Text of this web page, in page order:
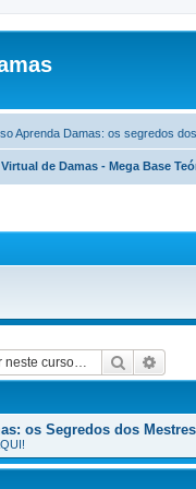
Aprenda Damas: os segredos
de Damas - Mega Base
Pesquisar
os Segredos dos Mestres